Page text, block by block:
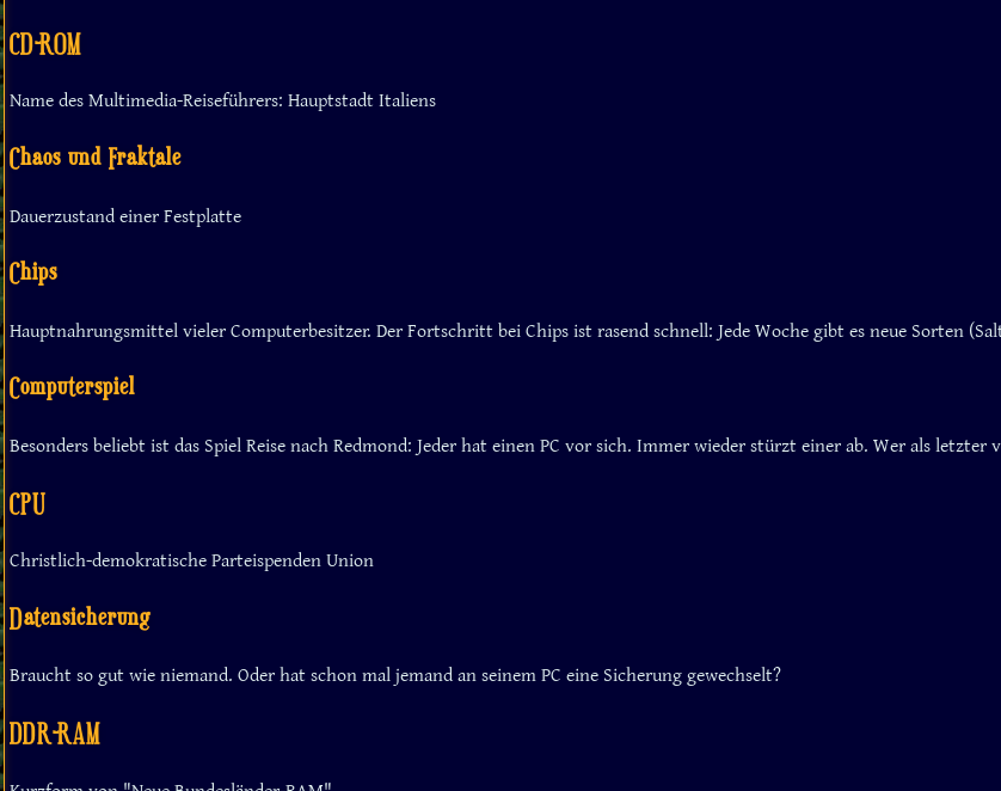
CD-ROM
Name des Multimedia-Reiseführers: Hauptstadt Italiens
Chaos und Fraktale
Dauerzustand einer Festplatte
Chips
Hauptnahrungsmittel vieler Computerbesitzer. Der Fortschritt bei Chips ist rasend schnell: Jede Woche gibt es neue Sorten
Computerspiel
Besonders beliebt ist das Spiel Reise nach Redmond: Jeder hat einen PC vor sich. Immer wieder stürzt einer ab. Wer als
CPU
Christlich-demokratische Parteispenden Union
Datensicherung
Braucht so gut wie niemand. Oder hat schon mal jemand an seinem PC eine Sicherung gewechselt?
DDR-RAM